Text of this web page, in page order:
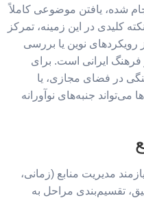
شده، یافتن موضوعی کاملاً
کلیدی در این زمینه، تمرکز
رویکردهای نوین یا بررسی
ایرانی است. برای
در فضای مجازی، یا
می‌تواند جنبه‌های نوآورانه
مدیریت منابع (زمانی،
تقسیم‌بندی مراحل به